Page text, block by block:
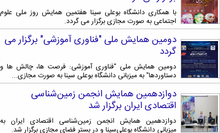
فناوری
معاونت
فرهنگی
و
اجتماعی
نهاد
نمایندگی
مقام
معظم
رهبری
تماس
با
زبان
فارسی
به
غیرفارسی‌زبانان
آموزش‌های
کاربردی
و
الکترونیکی
آموزش
کارکنان
سایر
تقویم
آزمایشگاه
تنش
پسماند
آزمایشگاه
مقاومت
مصالح
آزمایشگاه
مواد
آزمایشگاه
باستان
شناسی
آزمایشگاه
هوش
مهندسی
کبودرآهنگ
فنی
و
منابع
طبیعی
تویسرکان
مدیریت
حسابداری
رزن
صنایع
غذایی
سرگرمی
اداره
تربیت
و
فوق
برنامه
استخر
زمین
چمن
سالن‌های
ورزشی
تفریحی-
حامی
دانشگاه
بوعلی
سینا
مؤسسه
حمایت
های
مردمی
دانشگاه
(محمد)
با همکاری دانشگاه بوعلی سینا هفتمین همایش روز ملی علوم
اجتماعی به صورت مجازی برگزار می گردد.
دومین همایش ملی "فناوری آموزشی" برگزار می
گردد
دومین همایش ملی "فناوری آموزشی: فرصت ها، چالش ها و
دستاوردها" به میزبانی دانشگاه بوعلی سینا به صورت مجازی...
دوازدهمین همایش انجمن زمین‌شناسی
اقتصادی ایران برگزار شد
دوازدهمین همایش انجمن زمین‌شناسی اقتصادی ایران به
میزبانی دانشگاه بوعلی‌سینا و در بستر فضای مجازی برگزار شد.